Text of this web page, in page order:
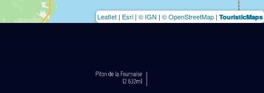
Leaflet | Esri | © IGN | © OpenStreetMap | TouristicMaps